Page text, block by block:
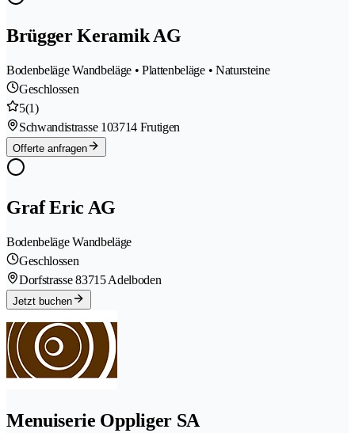
Brügger Keramik AG
Bodenbeläge Wandbeläge • Plattenbeläge • Natursteine
Geschlossen
5(1)
Schwandistrasse 103714 Frutigen
Offerte anfragen
Graf Eric AG
Bodenbeläge Wandbeläge
Geschlossen
Dorfstrasse 83715 Adelboden
Jetzt buchen
Menuiserie Oppliger SA